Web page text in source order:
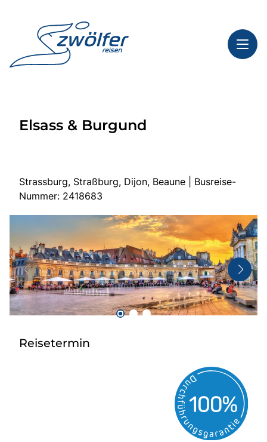
Highlights
Busreisen
Bus mieten
Taxi
Reisebüro
Kontakt
Elsass & Burgund
Strassburg, Straßburg, Dijon, Beaune | Busreise-
Nummer: 2418683
Reisetermin